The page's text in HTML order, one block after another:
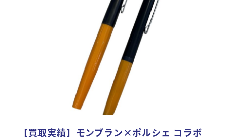
【買取実績】モンブラン×ポルシェ コラボ